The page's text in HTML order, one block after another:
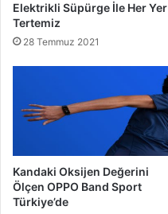
Elektrikli Süpürge İle Her Yer
Tertemiz
28 Temmuz 2021
Kandaki Oksijen Değerini
Ölçen OPPO Band Sport
Türkiye’de